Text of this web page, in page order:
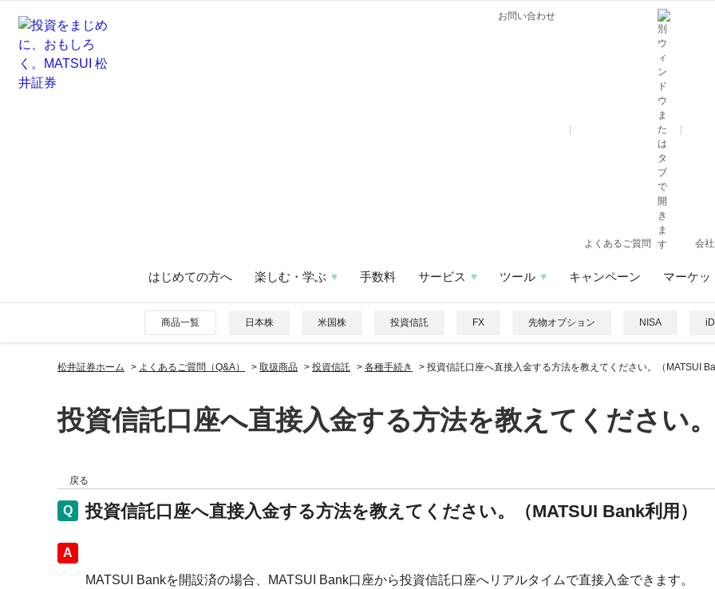
お問い合わせ
よくあるご質問 会
はじめての方へ 楽しむ・学ぶ 手数料 サービス ツール キャンペーン マーケッ
商品一覧 日本株 米国株 投資信託 FX 先物オプション NISA
松井証券ホーム > よくあるご質問（Q&A） > 取扱商品 > 投資信託 > 各種手続き > 投資信託口座へ直接入金する方法を教えてください。（MATSUI
投資信託口座へ直接入金する方法を教えてください
戻る
投資信託口座へ直接入金する方法を教えてください。（MATSUI Bank利用）
回答
MATSUI Bankを開設済の場合、MATSUI Bank口座から投資信託口座へリアルタイムで直接入金できます。